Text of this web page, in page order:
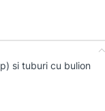
si tuburi cu bulion